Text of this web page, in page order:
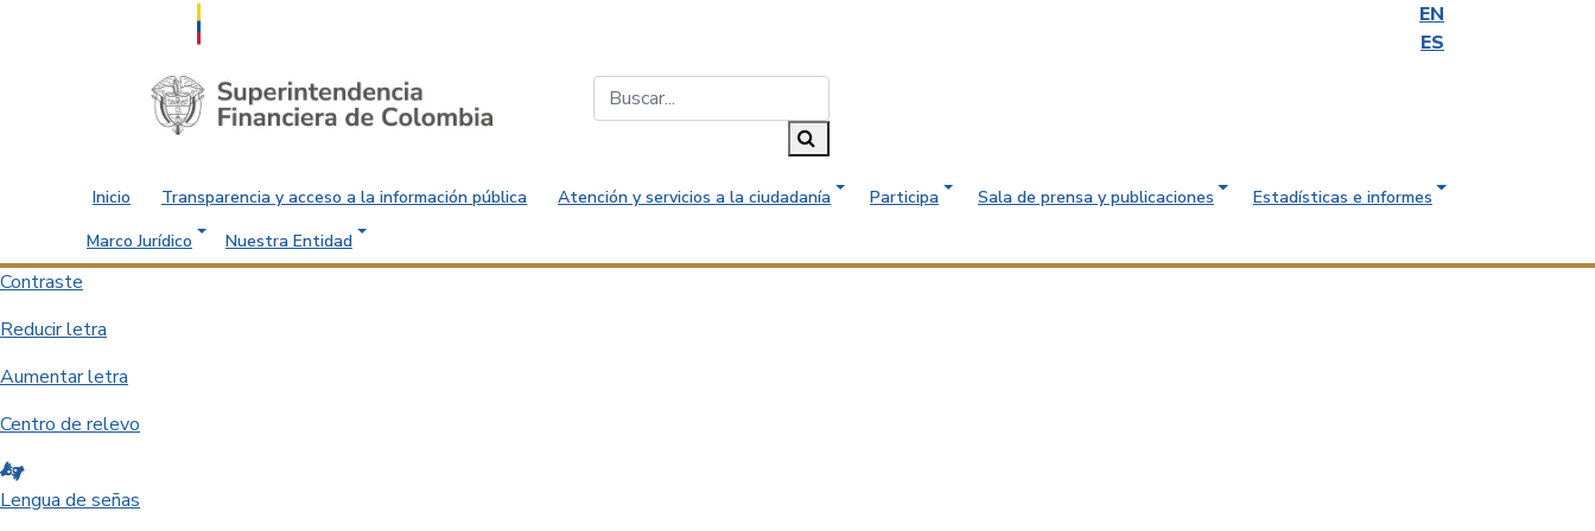
EN
ES
Saltar al contenido principal
Inicio Transparencia y acceso a la información pública Atención y servicios a la ciudadanía Participa Sala de prensa y publicaciones
Estadísticas e informes
Marco Jurídico
Nuestra Entidad
Contraste
Reducir letra
Aumentar letra
Centro de relevo
Lengua de señas